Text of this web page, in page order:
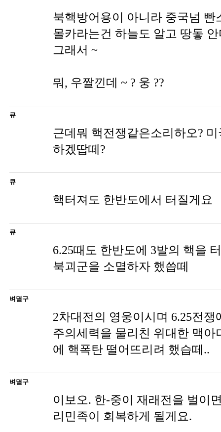
북핵방어용이 아니라 중국넘 빤
몰카라는건 하늘도 알고 땅돟 안
그래서 ~
뭐, 우짤낀데 ~ ? 웅 ??
큐
근데뭐 핵전쟁같은소리하오?
하겠땁떼?
큐
핵터져도 한반도에서 터질게요
큐
6.25때도 한반도에 3발의 핵을
북괴군을 소멸하자 했씁떼
벼멸구
2차대전의 영웅이시며 6.25전쟁
주의세력을 물리친 위대한 맥아
에 핵폭탄 떨어뜨리려 했습떼..
벼멸구
이보오. 한-중이 재래전을 벌이
리민족이 회복하게 될게요.